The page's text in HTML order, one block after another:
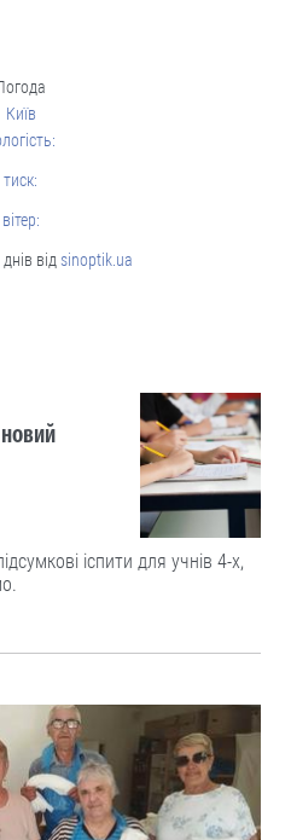
Київ
тиск:
вітер:
від sinoptik.ua
новий
іспити для учнів 4-х,